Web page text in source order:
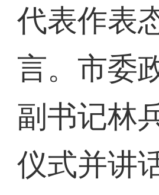
代表作表
言。市委
副书记林
仪式并讲